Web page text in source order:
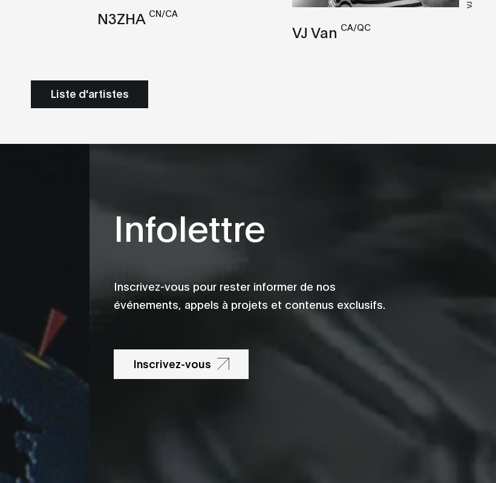
N3ZHA CN/CA
VJ
VJ Van CA/QC
Liste d'artistes
Infolettre
Inscrivez-vous pour rester informer de nos
événements, appels à projets et contenus exclusifs.
Inscrivez-vous